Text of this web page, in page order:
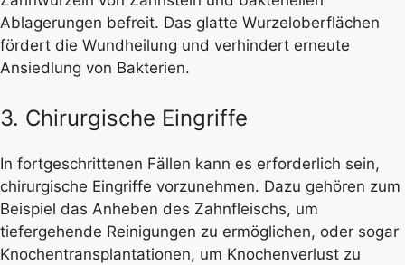
Ablagerungen befreit. Das glatte Wurzeloberflächen
fördert die Wundheilung und verhindert erneute
Ansiedlung von Bakterien.
3. Chirurgische Eingriffe
In fortgeschrittenen Fällen kann es erforderlich sein,
chirurgische Eingriffe vorzunehmen. Dazu gehören zum
Beispiel das Anheben des Zahnfleischs, um
tiefergehende Reinigungen zu ermöglichen, oder sogar
Knochentransplantationen, um Knochenverlust zu